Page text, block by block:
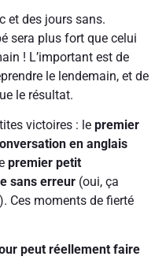
et des jours sans.
sera plus fort que celui
! L’important est de
le lendemain, et de
le résultat.
victoires : le premier
en anglais
premier petit
sans erreur (oui, ça
Ces moments de fierté
peut réellement faire